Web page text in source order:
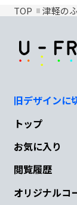
TOP 津軽の
旧デザインに
トップ
お気に入り
閲覧履歴
オリジナルコ